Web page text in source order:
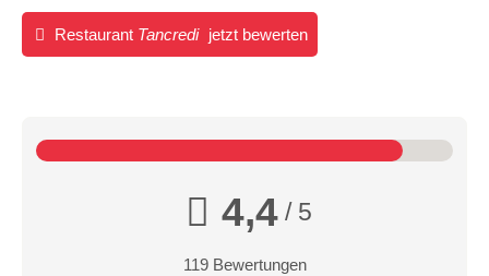
Restaurant Tancredi jetzt bewerten
4,4/ 5
119 Bewertungen